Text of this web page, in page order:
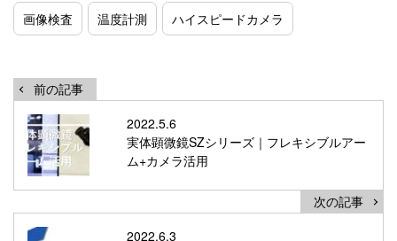
画像検査 温度計測 ハイスピードカメラ
前の記事
2022.5.6
実体顕微鏡SZシリーズ｜フレキシブルアー
ム+カメラ活用
次の記事
2022.6.3